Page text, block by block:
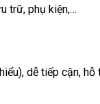
trữ, phụ kiện,…
dễ tiếp cận, hỗ